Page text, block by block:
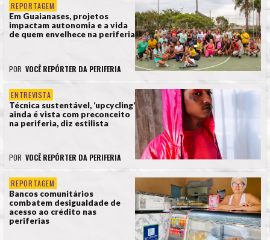
REPORTAGEM
Em Guaianases, projetos
impactam autonomia e a vida
de quem envelhece na periferia
POR VOCÊ REPÓRTER DA PERIFERIA
ENTREVISTA
Técnica sustentável, ‘upcycling’
ainda é vista com preconceito
na periferia, diz estilista
POR VOCÊ REPÓRTER DA PERIFERIA
REPORTAGEM
Bancos comunitários
combatem desigualdade de
acesso ao crédito nas
periferias